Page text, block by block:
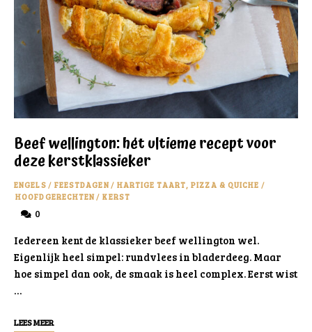
Beef wellington: hét ultieme recept voor
deze kerstklassieker
ENGELS / FEESTDAGEN/ HARTIGE TAART, PIZZA & QUICHE /
HOOFDGERECHTEN/ KERST
0
Iedereen kent de klassieker beef wellington wel.
Eigenlijk heel simpel: rundvlees in bladerdeeg. Maar
hoe simpel dan ook, de smaak is heel complex. Eerst wist
…
LEES MEER